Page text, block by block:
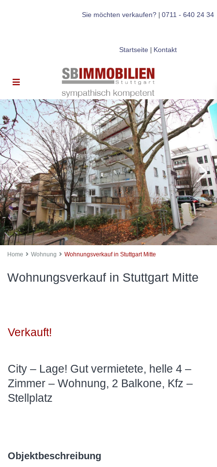
Sie möchten verkaufen?| 0711 - 640 24 34
Startseite| Kontakt
Home Wohnung Wohnungsverkauf in Stuttgart Mitte
Wohnungsverkauf in Stuttgart Mitte
Verkauft!
City – Lage! Gut vermietete, helle 4 –
Zimmer – Wohnung, 2 Balkone, Kfz –
Stellplatz
Objektbeschreibung